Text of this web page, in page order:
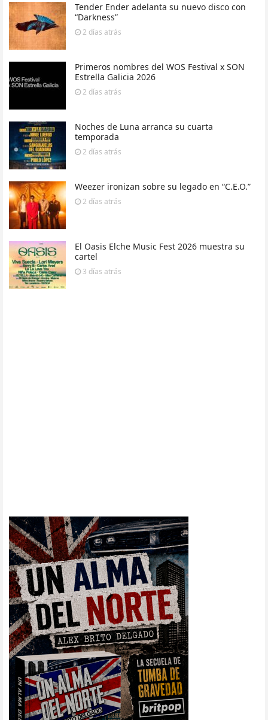
Tender Ender adelanta su nuevo disco con
“Darkness”
2 días atrás
Primeros nombres del WOS Festival x SON
Estrella Galicia 2026
2 días atrás
Noches de Luna arranca su cuarta
temporada
2 días atrás
Weezer ironizan sobre su legado en “C.E.O.”
2 días atrás
El Oasis Elche Music Fest 2026 muestra su
cartel
3 días atrás